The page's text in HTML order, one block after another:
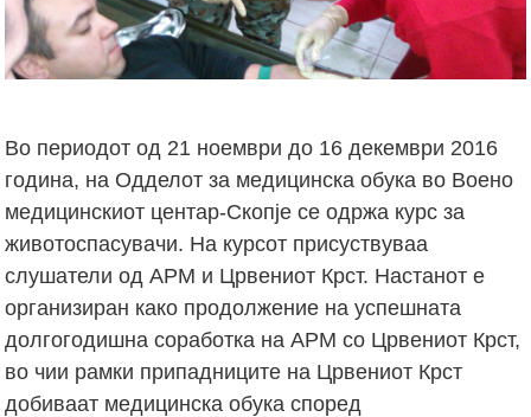
Во периодот од 21 ноември до 16 декември 2016
година, на Одделот за медицинска обука во Воено
медицинскиот центар-Скопје се одржа курс за
животоспасувачи. На курсот присуствуваа
слушатели од АРМ и Црвениот Крст. Настанот е
организиран како продолжение на успешната
долгогодишна соработка на АРМ со Црвениот Крст,
во чии рамки припадниците на Црвениот Крст
добиваат медицинска обука според